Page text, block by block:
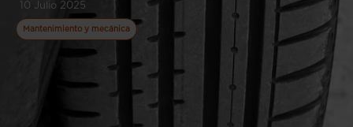
10 Julio 2025
Mantenimiento y mecánica